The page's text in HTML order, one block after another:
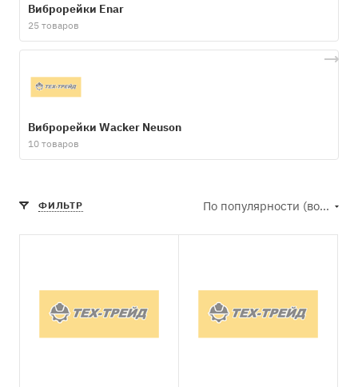
Виброрейки Enar
25 товаров
Виброрейки Wacker Neuson
10 товаров
ФИЛЬТР По популярности (возрастание)